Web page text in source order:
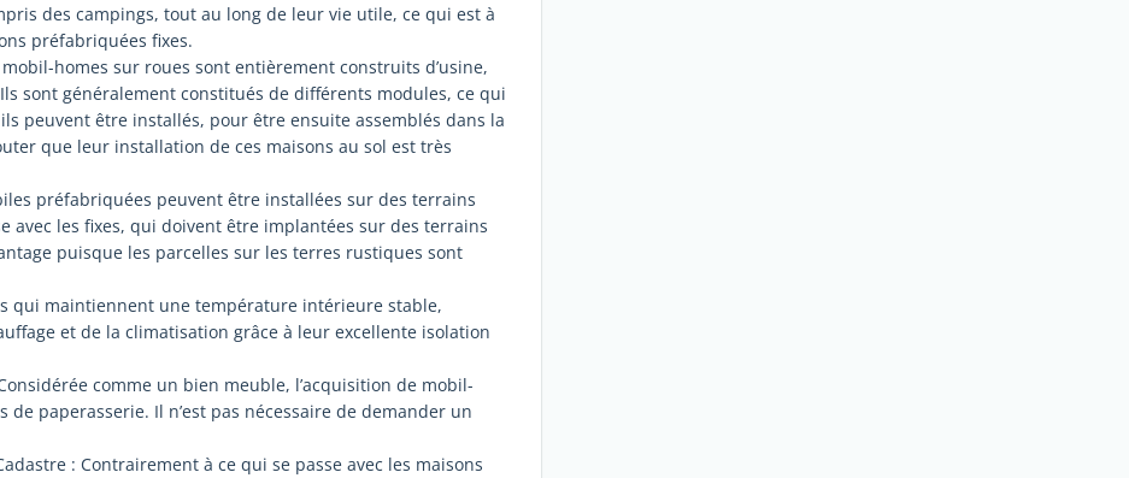
des campings, tout au long de leur vie utile, ce qui est à
préfabriquées fixes.
homes sur roues sont entièrement construits d’usine,
sont généralement constitués de différents modules, ce qui
peuvent être installés, pour être ensuite assemblés dans la
que leur installation de ces maisons au sol est très
préfabriquées peuvent être installées sur des terrains
avec les fixes, qui doivent être implantées sur des terrains
puisque les parcelles sur les terres rustiques sont
qui maintiennent une température intérieure stable,
et de la climatisation grâce à leur excellente isolation
comme un bien meuble, l’acquisition de mobil-
paperasserie. Il n’est pas nécessaire de demander un
: Contrairement à ce qui se passe avec les maisons